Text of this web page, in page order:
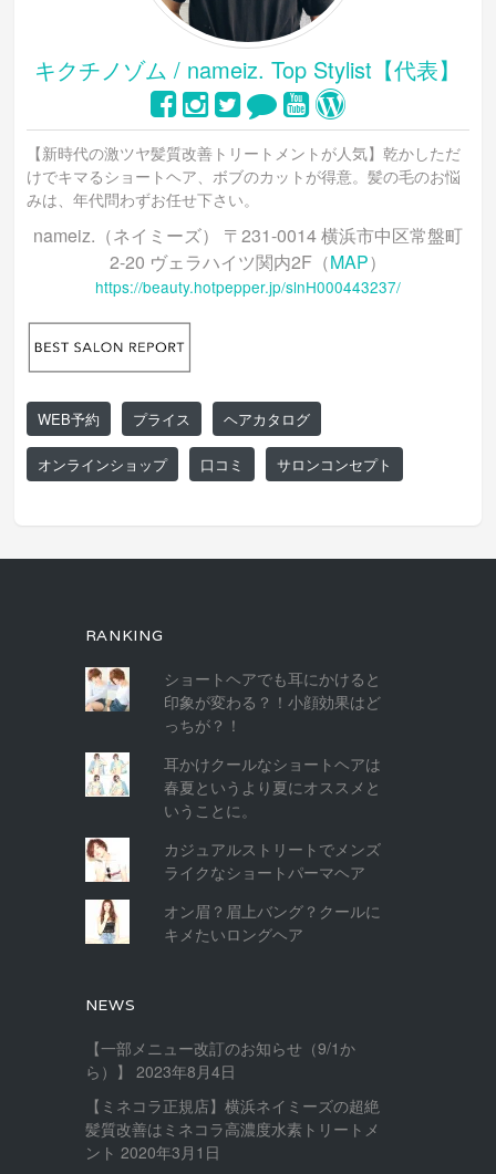
キクチノゾム / nameiz. Top Stylist【代表】
【新時代の激ツヤ髪質改善トリートメントが人気】乾かしただ
けでキマるショートヘア、ボブのカットが得意。髪の毛のお悩
みは、年代問わずお任せ下さい。
nameiz.（ネイミーズ） 〒231-0014 横浜市中区常盤町
2-20 ヴェラハイツ関内2F（MAP）
https://beauty.hotpepper.jp/slnH000443237/
WEB予約 プライス ヘアカタログ
オンラインショップ 口コミ サロンコンセプト
RANKING
ショートヘアでも耳にかけると
印象が変わる？！小顔効果はど
っちが？！
耳かけクールなショートヘアは
春夏というより夏にオススメと
いうことに。
カジュアルストリートでメンズ
ライクなショートパーマヘア
オン眉？眉上バング？クールに
キメたいロングヘア
NEWS
【一部メニュー改訂のお知らせ（9/1か
ら）】
2023年8月4日
【ミネコラ正規店】横浜ネイミーズの超絶
髪質改善はミネコラ高濃度水素トリートメ
ント 2020年3月1日